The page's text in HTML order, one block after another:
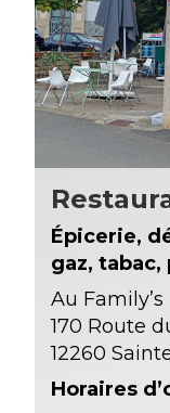
Épicerie,
gaz, tabac,
Au Family’s
170 Route
12260
Horaires